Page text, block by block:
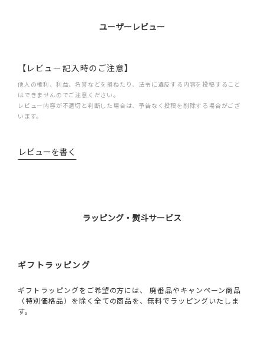
ユーザーレビュー
【レビュー記入時のご注意】
他人の権利、利益、名誉などを損ねたり、法令に違反する内容を投稿すること
はできませんのでご注意ください。
レビュー内容が不適切と判断した場合は、予告なく投稿を削除する場合がござ
います。
レビューを書く
ラッピング・熨斗サービス
ギフトラッピング
ギフトラッピングをご希望の方には、 廃番品やキャンペーン商品
（特別価格品）を除く全ての商品を、無料でラッピングいたしま
す。